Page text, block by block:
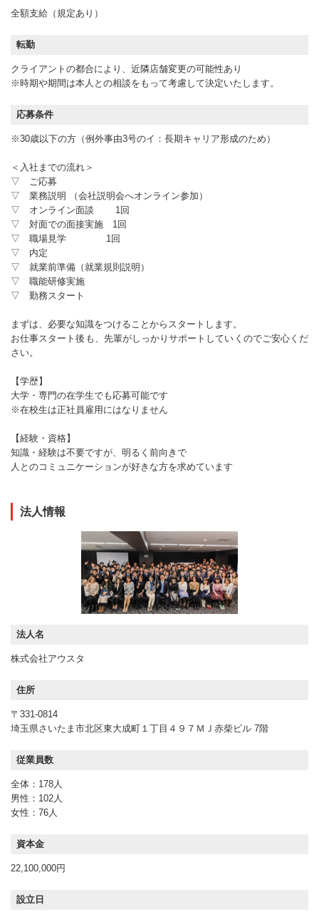
全額支給（規定あり）
転勤
クライアントの都合により、近隣店舗変更の可能性あり
※時期や期間は本人との相談をもって考慮して決定いたします。
応募条件
※30歳以下の方（例外事由3号のイ：長期キャリア形成のため）
＜入社までの流れ＞
▽ ご応募
▽ 業務説明 （会社説明会へオンライン参加）
▽ オンライン面談 1回
▽ 対面での面接実施 1回
▽ 職場見学 1回
▽ 内定
▽ 就業前準備（就業規則説明）
▽ 職能研修実施
▽ 勤務スタート
まずは、必要な知識をつけることからスタートします。
お仕事スタート後も、先輩がしっかりサポートしていくのでご安心くだ
さい。
【学歴】
大学・専門の在学生でも応募可能です
※在校生は正社員雇用にはなりません
【経験・資格】
知識・経験は不要ですが、明るく前向きで
人とのコミュニケーションが好きな方を求めています
法人情報
法人名
株式会社アウスタ
住所
〒331-0814
埼玉県さいたま市北区東大成町１丁目４９７ＭＪ赤柴ビル 7階
従業員数
全体：178人
男性：102人
女性：76人
資本金
22,100,000円
設立日